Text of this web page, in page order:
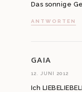
Das sonnige
ANTWORTEN
GAIA
12. JUNI 2012
Ich